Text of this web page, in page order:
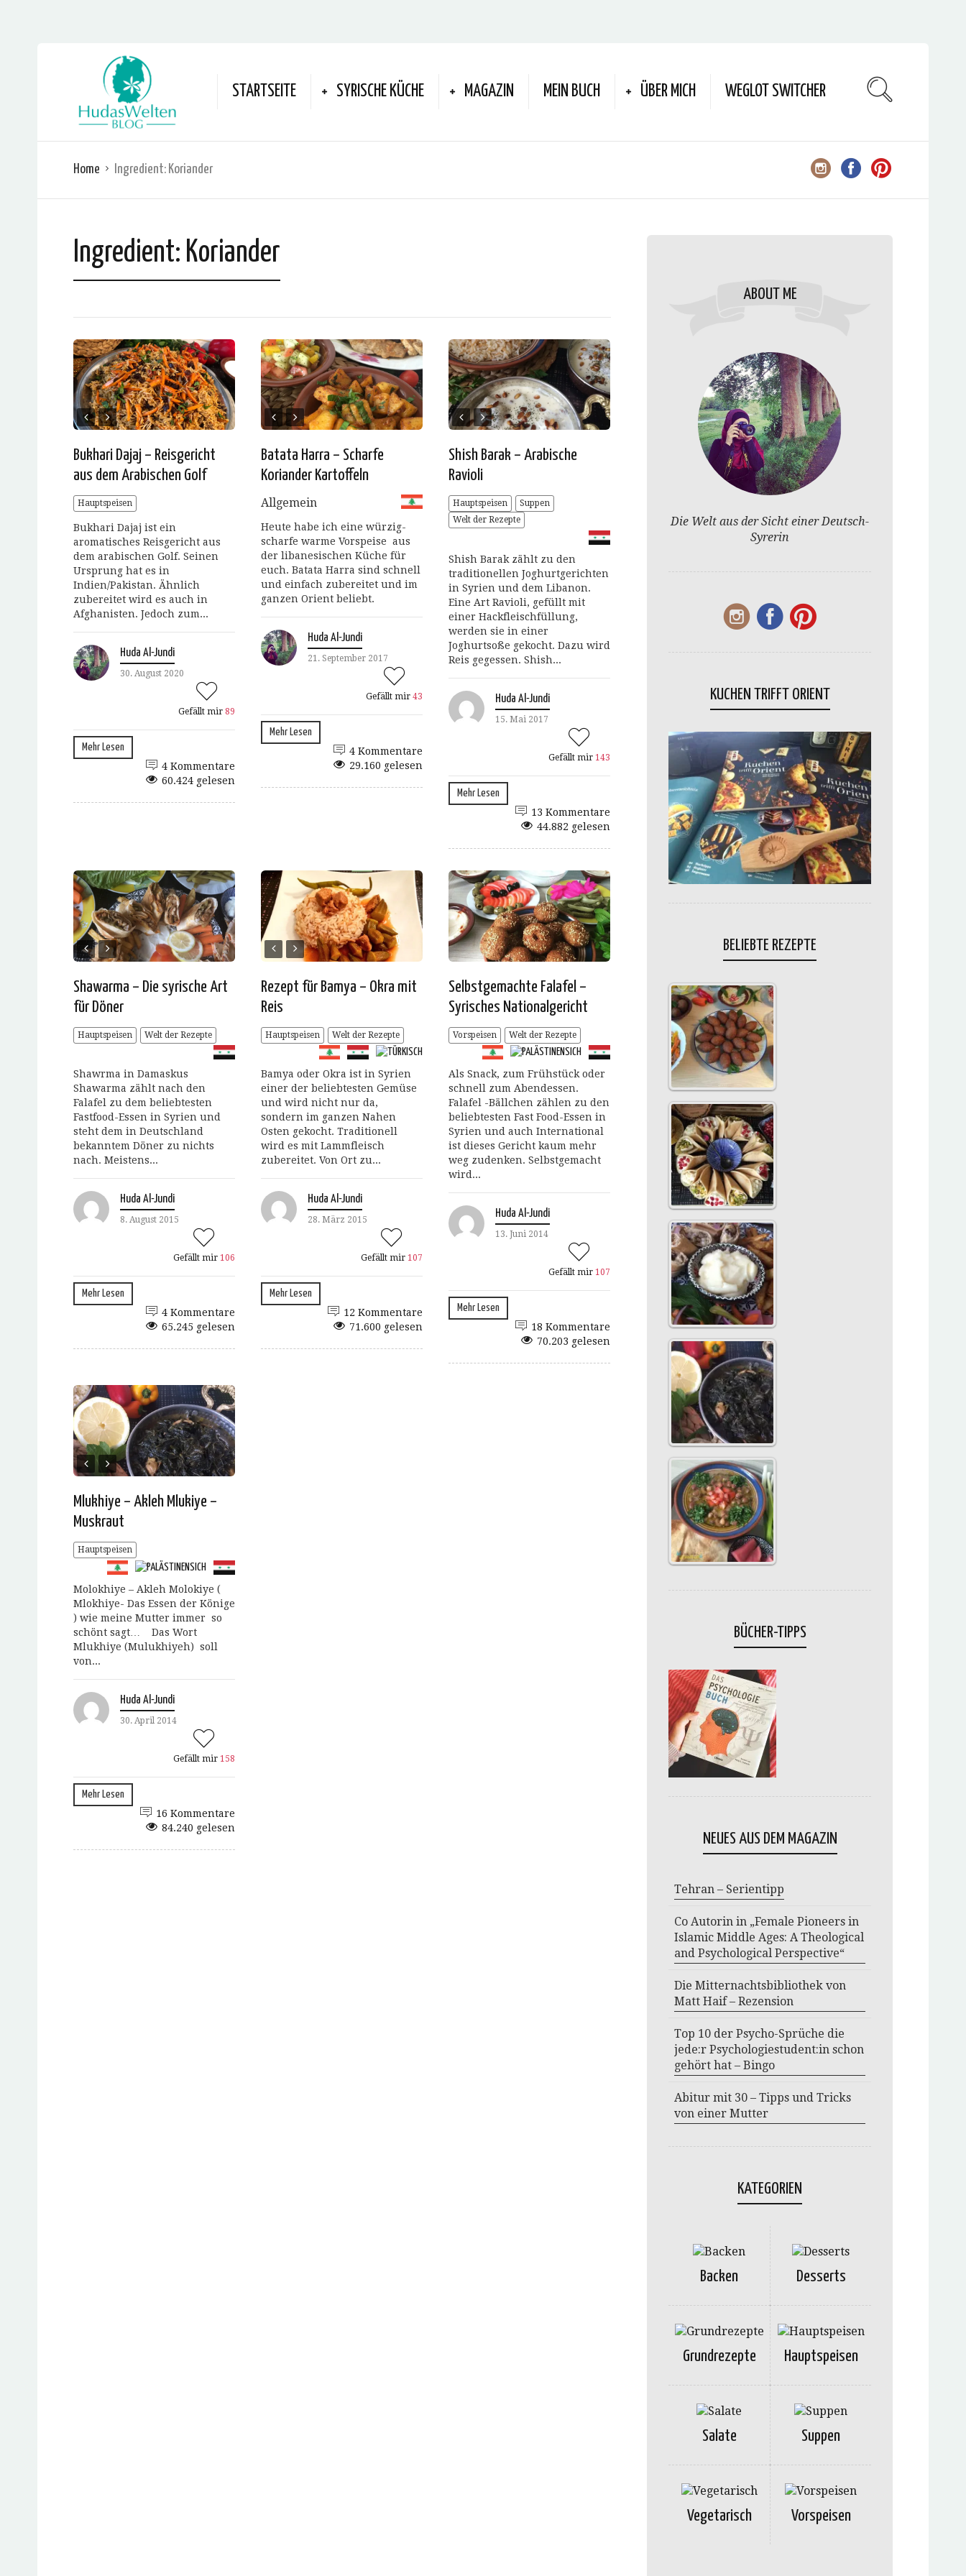
STARTSEITE SYRISCHE KÜCHE MAGAZIN MEIN BUCH ÜBER MICH WEGLOT SWITCHER
Home Ingredient: Koriander
Ingredient: Koriander
Bukhari Dajaj – Reisgericht
aus dem Arabischen Golf
Hauptspeisen
Bukhari Dajaj ist ein
aromatisches Reisgericht aus
dem arabischen Golf. Seinen
Ursprung hat es in
Indien/Pakistan. Ähnlich
zubereitet wird es auch in
Afghanisten. Jedoch zum...
Huda Al-Jundi
30. August 2020
Gefällt mir89
Mehr Lesen
4 Kommentare
60.424 gelesen
Batata Harra – Scharfe
Koriander Kartoffeln
Allgemein
Heute habe ich eine würzig-
scharfe warme Vorspeise aus
der libanesischen Küche für
euch. Batata Harra sind schnell
und einfach zubereitet und im
ganzen Orient beliebt.
Huda Al-Jundi
21. September 2017
Gefällt mir43
Mehr Lesen
4 Kommentare
29.160 gelesen
Shish Barak – Arabische
Ravioli
Hauptspeisen
Suppen
Welt der Rezepte
Shish Barak zählt zu den
traditionellen Joghurtgerichten
in Syrien und dem Libanon.
Eine Art Ravioli, gefüllt mit
einer Hackfleischfüllung,
werden sie in einer
Joghurtsoße gekocht. Dazu wird
Reis gegessen. Shish...
Huda Al-Jundi
15. Mai 2017
Gefällt mir143
Mehr Lesen
13 Kommentare
44.882 gelesen
Shawarma – Die syrische Art
für Döner
Hauptspeisen Welt der Rezepte
Shawrma in Damaskus
Shawarma zählt nach den
Falafel zu dem beliebtesten
Fastfood-Essen in Syrien und
steht dem in Deutschland
bekanntem Döner zu nichts
nach. Meistens...
Huda Al-Jundi
8. August 2015
Gefällt mir106
Mehr Lesen
4 Kommentare
65.245 gelesen
Rezept für Bamya – Okra mit
Reis
Hauptspeisen Welt der Rezepte
Bamya oder Okra ist in Syrien
einer der beliebtesten Gemüse
und wird nicht nur da,
sondern im ganzen Nahen
Osten gekocht. Traditionell
wird es mit Lammfleisch
zubereitet. Von Ort zu...
Huda Al-Jundi
28. März 2015
Gefällt mir107
Mehr Lesen
12 Kommentare
71.600 gelesen
Selbstgemachte Falafel –
Syrisches Nationalgericht
Vorspeisen Welt der Rezepte
Als Snack, zum Frühstück oder
schnell zum Abendessen.
Falafel -Bällchen zählen zu den
beliebtesten Fast Food-Essen in
Syrien und auch International
ist dieses Gericht kaum mehr
weg zudenken. Selbstgemacht
wird...
Huda Al-Jundi
13. Juni 2014
Gefällt mir107
Mehr Lesen
18 Kommentare
70.203 gelesen
Mlukhiye – Akleh Mlukiye –
Muskraut
Hauptspeisen
Molokhiye – Akleh Molokiye (
Mlokhiye- Das Essen der Könige
) wie meine Mutter immer so
schönt sagt… Das Wort
Mlukhiye (Mulukhiyeh) soll
von...
Huda Al-Jundi
30. April 2014
Gefällt mir158
Mehr Lesen
16 Kommentare
84.240 gelesen
ABOUT ME
Die Welt aus der Sicht einer Deutsch-
Syrerin
KUCHEN TRIFFT ORIENT
BELIEBTE REZEPTE
BÜCHER-TIPPS
NEUES AUS DEM MAGAZIN
Tehran – Serientipp
Co Autorin in „Female Pioneers in
Islamic Middle Ages: A Theological
and Psychological Perspective“
Die Mitternachtsbibliothek von
Matt Haif – Rezension
Top 10 der Psycho-Sprüche die
jede:r Psychologiestudent:in schon
gehört hat – Bingo
Abitur mit 30 – Tipps und Tricks
von einer Mutter
KATEGORIEN
Backen Desserts
Grundrezepte Hauptspeisen
Salate Suppen
Vegetarisch Vorspeisen